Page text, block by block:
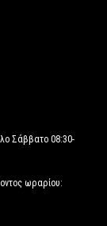
Σάββατο 08:30-
ωραρίου: